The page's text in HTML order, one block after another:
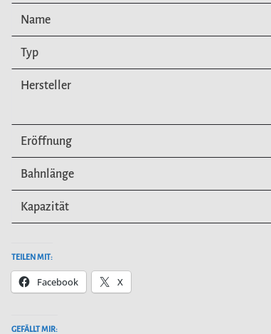
Name
Typ
Hersteller
Eröffnung
Bahnlänge
Kapazität
TEILEN MIT:
Facebook X
GEFÄLLT MIR: